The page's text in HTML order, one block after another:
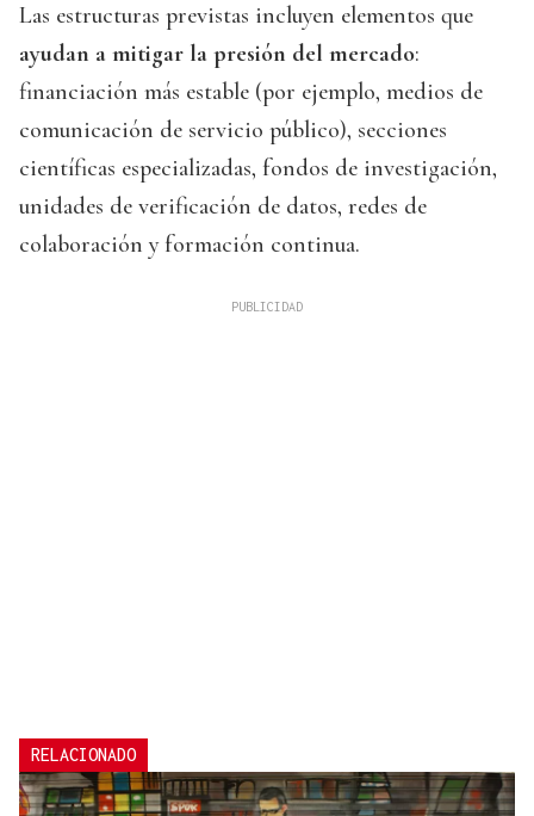
Las estructuras previstas incluyen elementos que
ayudan a mitigar la presión del mercado:
financiación más estable (por ejemplo, medios de
comunicación de servicio público), secciones
científicas especializadas, fondos de investigación,
unidades de verificación de datos, redes de
colaboración y formación continua.
RELACIONADO